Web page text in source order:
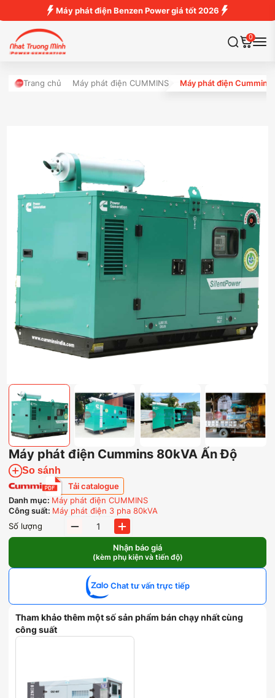
Máy phát điện Benzen Power giá tốt 2026
0
Trang chủ Máy phát điện CUMMINS Máy phát điện Cummins
Máy phát điện Cummins 80kVA Ấn Độ
So sánh
Tải catalogue
Danh mục: Máy phát điện CUMMINS
Công suất: Máy phát điện 3 pha 80kVA
Số lượng
Máy
phát
Cummins
80kVA
Ấn
Độ
số
lượng
Nhận báo giá
(kèm phụ kiện và tiến độ)
Chat tư vấn trực tiếp
Tham khảo thêm một số sản phẩm bán chạy nhất cùng
công suất